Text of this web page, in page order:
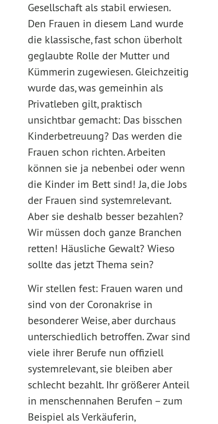
Gesellschaft als stabil erwiesen.
Den Frauen in diesem Land wurde
die klassische, fast schon überholt
geglaubte Rolle der Mutter und
Kümmerin zugewiesen. Gleichzeitig
wurde das, was gemeinhin als
Privatleben gilt, praktisch
unsichtbar gemacht: Das bisschen
Kinderbetreuung? Das werden die
Frauen schon richten. Arbeiten
können sie ja nebenbei oder wenn
die Kinder im Bett sind! Ja, die Jobs
der Frauen sind systemrelevant.
Aber sie deshalb besser bezahlen?
Wir müssen doch ganze Branchen
retten! Häusliche Gewalt? Wieso
sollte das jetzt Thema sein?
Wir stellen fest: Frauen waren und
sind von der Coronakrise in
besonderer Weise, aber durchaus
unterschiedlich betroffen. Zwar sind
viele ihrer Berufe nun offiziell
systemrelevant, sie bleiben aber
schlecht bezahlt. Ihr größerer Anteil
in menschennahen Berufen – zum
Beispiel als Verkäuferin,